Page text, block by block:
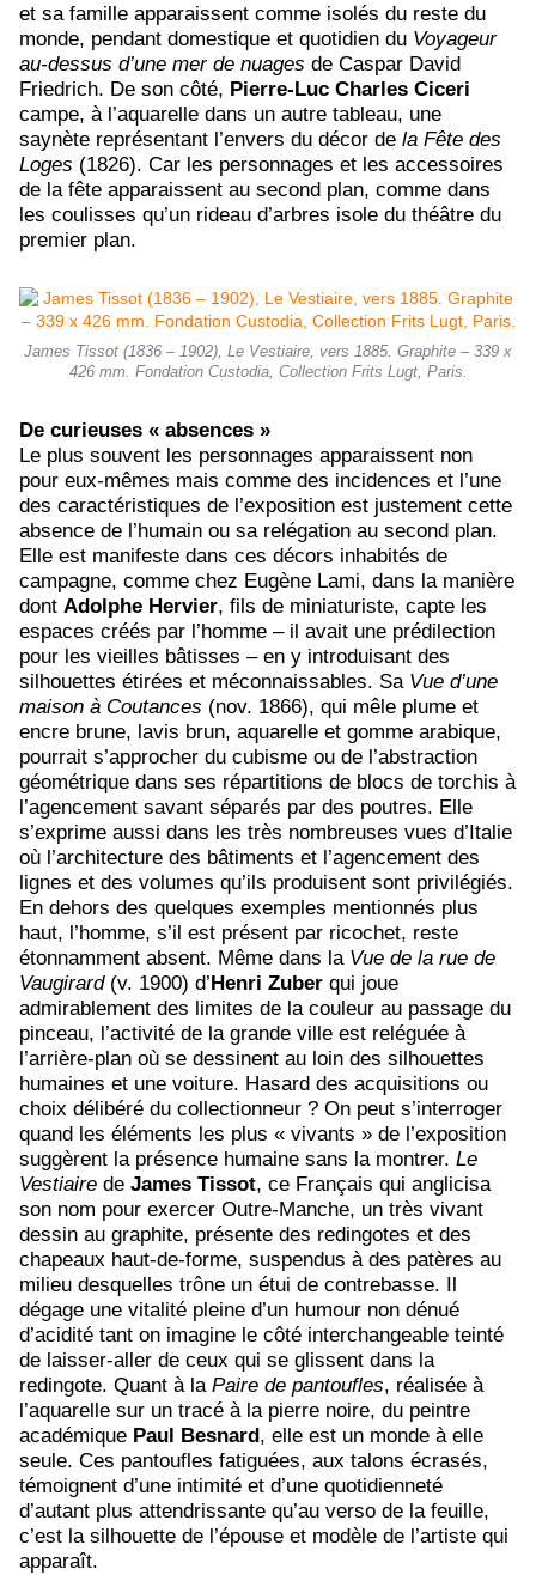
et sa famille apparaissent comme isolés du reste du
monde, pendant domestique et quotidien du Voyageur
au-dessus d’une mer de nuages de Caspar David
Friedrich. De son côté, Pierre-Luc Charles Ciceri
campe, à l’aquarelle dans un autre tableau, une
saynète représentant l’envers du décor de la Fête des
Loges (1826). Car les personnages et les accessoires
de la fête apparaissent au second plan, comme dans
les coulisses qu’un rideau d’arbres isole du théâtre du
premier plan.
James Tissot (1836 – 1902), Le Vestiaire, vers 1885. Graphite – 339 x
426 mm. Fondation Custodia, Collection Frits Lugt, Paris.
De curieuses « absences »
Le plus souvent les personnages apparaissent non
pour eux-mêmes mais comme des incidences et l’une
des caractéristiques de l’exposition est justement cette
absence de l’humain ou sa relégation au second plan.
Elle est manifeste dans ces décors inhabités de
campagne, comme chez Eugène Lami, dans la manière
dont Adolphe Hervier, fils de miniaturiste, capte les
espaces créés par l’homme – il avait une prédilection
pour les vieilles bâtisses – en y introduisant des
silhouettes étirées et méconnaissables. Sa Vue d’une
maison à Coutances (nov. 1866), qui mêle plume et
encre brune, lavis brun, aquarelle et gomme arabique,
pourrait s’approcher du cubisme ou de l’abstraction
géométrique dans ses répartitions de blocs de torchis à
l’agencement savant séparés par des poutres. Elle
s’exprime aussi dans les très nombreuses vues d’Italie
où l’architecture des bâtiments et l’agencement des
lignes et des volumes qu’ils produisent sont privilégiés.
En dehors des quelques exemples mentionnés plus
haut, l’homme, s’il est présent par ricochet, reste
étonnamment absent. Même dans la Vue de la rue de
Vaugirard(v. 1900) d’ Henri Zuber qui joue
admirablement des limites de la couleur au passage du
pinceau, l’activité de la grande ville est reléguée à
l’arrière-plan où se dessinent au loin des silhouettes
humaines et une voiture. Hasard des acquisitions ou
choix délibéré du collectionneur ? On peut s’interroger
quand les éléments les plus « vivants » de l’exposition
suggèrent la présence humaine sans la montrer. Le
Vestiaire de James Tissot, ce Français qui anglicisa
son nom pour exercer Outre-Manche, un très vivant
dessin au graphite, présente des redingotes et des
chapeaux haut-de-forme, suspendus à des patères au
milieu desquelles trône un étui de contrebasse. Il
dégage une vitalité pleine d’un humour non dénué
d’acidité tant on imagine le côté interchangeable teinté
de laisser-aller de ceux qui se glissent dans la
redingote. Quant à la Paire de pantoufles, réalisée à
l’aquarelle sur un tracé à la pierre noire, du peintre
académique Paul Besnard , elle est un monde à elle
seule. Ces pantoufles fatiguées, aux talons écrasés,
témoignent d’une intimité et d’une quotidienneté
d’autant plus attendrissante qu’au verso de la feuille,
c’est la silhouette de l’épouse et modèle de l’artiste qui
apparaît.